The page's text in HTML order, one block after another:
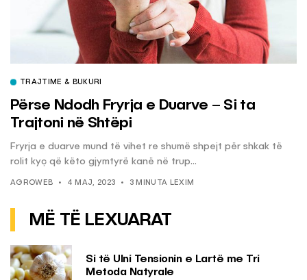
TRAJTIME & BUKURI
Përse Ndodh Fryrja e Duarve – Si ta
Trajtoni në Shtëpi
Fryrja e duarve mund të vihet re shumë shpejt për shkak të
rolit kyç që këto gjymtyrë kanë në trup...
AGROWEB 4 MAJ, 2023 3 MINUTA LEXIM
MË TË LEXUARAT
Si të Ulni Tensionin e Lartë me Tri
Metoda Natyrale